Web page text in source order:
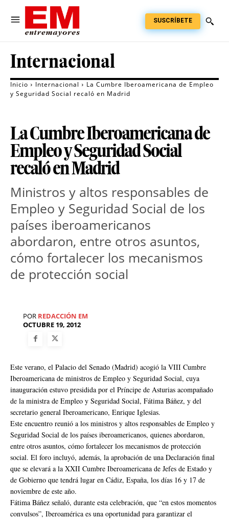
SUSCRÍBETE
Internacional
Inicio Internacional
La Cumbre Iberoamericana de Empleo
y Seguridad Social recaló en Madrid
La Cumbre Iberoamericana de
Empleo y Seguridad Social
recaló en Madrid
Ministros y altos responsables de
Empleo y Seguridad Social de los
países iberoamericanos
abordaron, entre otros asuntos,
cómo fortalecer los mecanismos
de protección social
POR REDACCIÓN EM
OCTUBRE 19, 2012
Este verano, el Palacio del Senado (Madrid) acogió la VIII Cumbre
Iberoamericana de ministros de Empleo y Seguridad Social, cuya
inauguración estuvo presidida por el Príncipe de Asturias acompañado
de la ministra de Empleo y Seguridad Social, Fátima Báñez, y del
secretario general Iberoamericano, Enrique Iglesias.
Este encuentro reunió a los ministros y altos responsables de Empleo y
Seguridad Social de los países iberoamericanos, quienes abordaron,
entre otros asuntos, cómo fortalecer los mecanismos de protección
social. El foro incluyó, además, la aprobación de una Declaración final
que se elevará a la XXII Cumbre Iberoamericana de Jefes de Estado y
de Gobierno que tendrá lugar en Cádiz, España, los días 16 y 17 de
noviembre de este año.
Fátima Báñez señaló, durante esta celebración, que “en estos momentos
convulsos”, Iberoamérica es una oportunidad para garantizar el